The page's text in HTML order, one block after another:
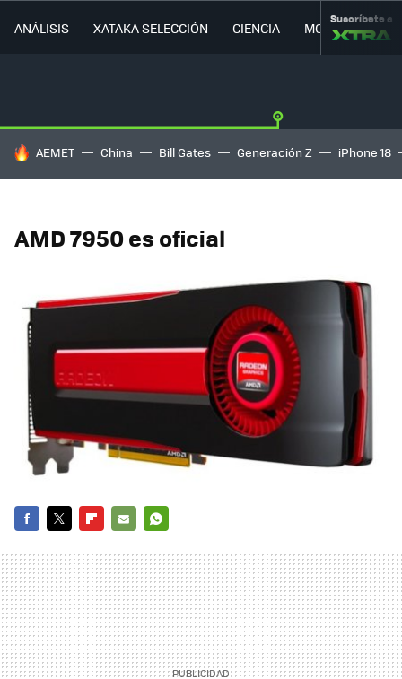
ANÁLISIS XATAKA SELECCIÓN CIENCIA MOVILIDAD
Suscríbete a
HOY SE HABLA DE
AEMET China Bill Gates Generación Z iPhone 18
AMD 7950 es oficial
MAIL